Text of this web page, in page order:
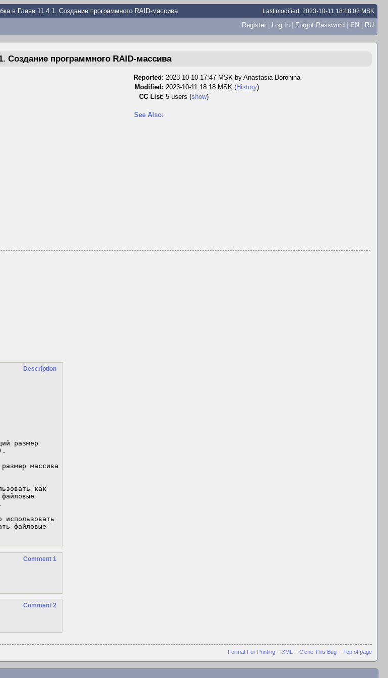
в Главе 11.4.1. Создание программного RAID-массива Last modified: 2023-10-11 18:18:02 MSK
Register | Log In | Forgot Password | EN | RU
Создание программного RAID-массива
Reported: 2023-10-10 17:47 MSK by Anastasia Doronina
Modified: 2023-10-11 18:18 MSK (History)
CC List: 5 users (show)
See Also:
Description
размер
массива
как
файловые
Comment 1
Comment 2
Format For Printing - XML - Clone This Bug - Top of page